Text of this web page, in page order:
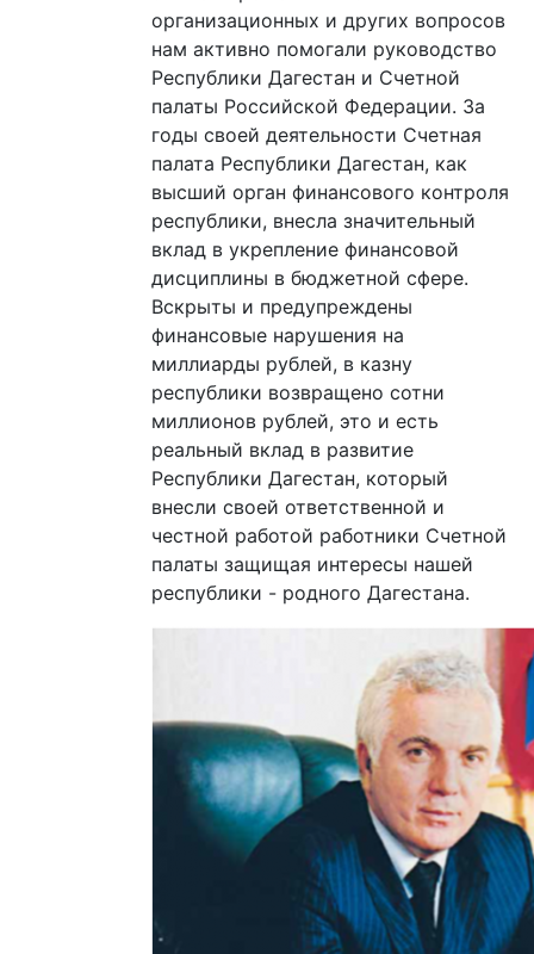
организационных и других вопросов
нам активно помогали руководство
Республики Дагестан и Счетной
палаты Российской Федерации. За
годы своей деятельности Счетная
палата Республики Дагестан, как
высший орган финансового контроля
республики, внесла значительный
вклад в укрепление финансовой
дисциплины в бюджетной сфере.
Вскрыты и предупреждены
финансовые нарушения на
миллиарды рублей, в казну
республики возвращено сотни
миллионов рублей, это и есть
реальный вклад в развитие
Республики Дагестан, который
внесли своей ответственной и
честной работой работники Счетной
палаты защищая интересы нашей
республики - родного Дагестана.